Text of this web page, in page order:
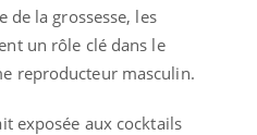
la grossesse, les
un rôle clé dans le
reproducteur masculin.
exposée aux cocktails